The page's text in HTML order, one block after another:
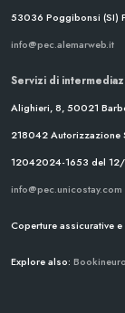
53036 Poggibonsi (SI)
info@pec.alemarweb.it
Servizi di
Alighieri, 8, 50021
218042Autorizzazione
12042024-1653 del
info@pec.unicostay.com
Coperture assicurative
Explore also: